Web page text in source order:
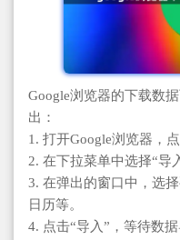
Google浏览器的下载数
出：
1. 打开Google浏览器，
2. 在下拉菜单中选择“导
3. 在弹出的窗口中，选
日历等。
4. 点击“导入”，等待数据